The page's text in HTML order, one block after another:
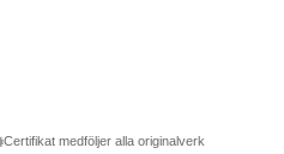
Certifikat medföljer alla originalverk